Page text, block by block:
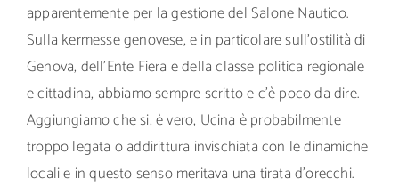
apparentemente per la gestione del Salone Nautico.
Sulla kermesse genovese, e in particolare sull’ostilità di
Genova, dell’Ente Fiera e della classe politica regionale
e cittadina, abbiamo sempre scritto e c’è poco da dire.
Aggiungiamo che si, è vero, Ucina è probabilmente
troppo legata o addirittura invischiata con le dinamiche
locali e in questo senso meritava una tirata d’orecchi.